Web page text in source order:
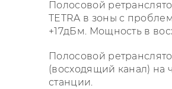
Полосовой
TETRA в зоны с
+17дБм. Мощность в
Полосовой
(восходящий канал) на
станции.